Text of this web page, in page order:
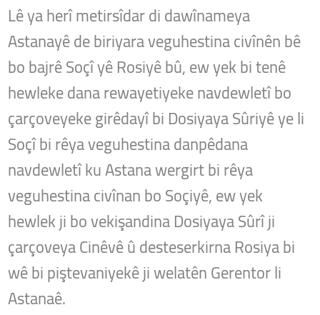
Lê ya herî metirsîdar di dawînameya
Astanayê de biriyara veguhestina civînên bê
bo bajrê Soçî yê Rosiyê bû, ew yek bi tenê
hewleke dana rewayetiyeke navdewletî bo
çarçoveyeke girêdayî bi Dosiyaya Sûriyê ye li
Soçî bi rêya veguhestina danpêdana
navdewletî ku Astana wergirt bi rêya
veguhestina civînan bo Soçiyê, ew yek
hewlek ji bo vekişandina Dosiyaya Sûrî ji
çarçoveya Cinêvê û desteserkirna Rosiya bi
wê bi piştevaniyekê ji welatên Gerentor li
Astanaê.